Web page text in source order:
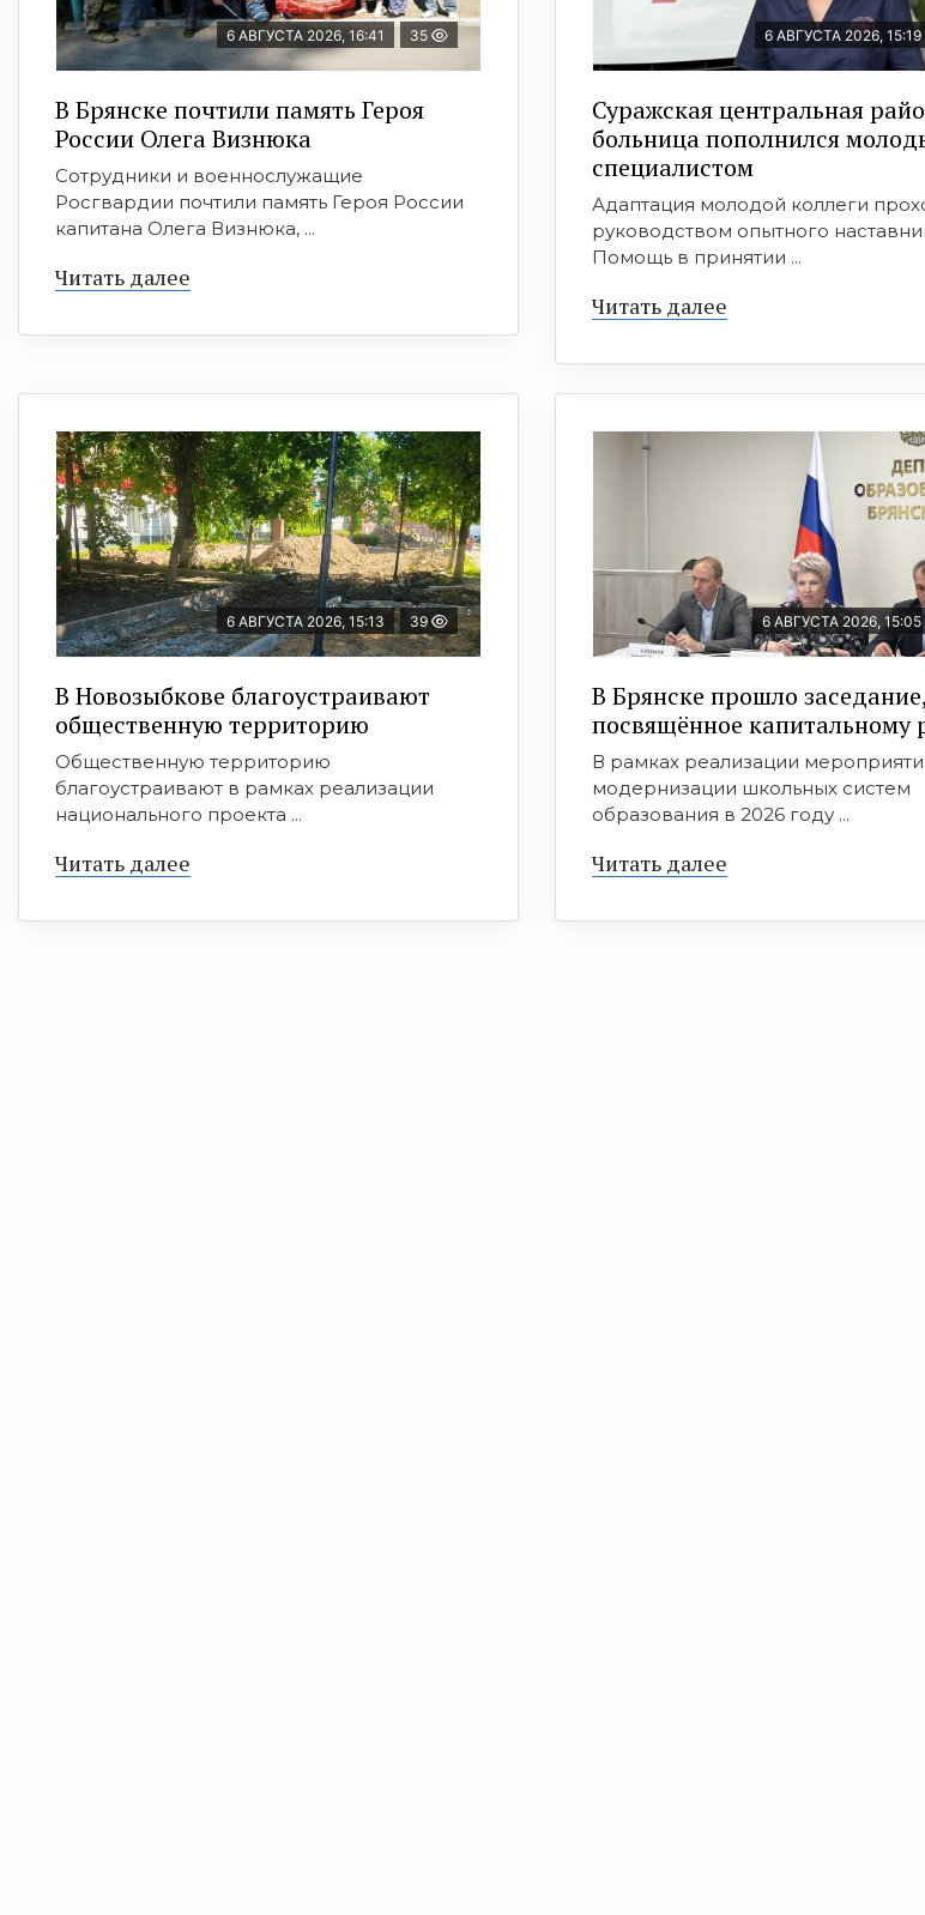
6 АВГУСТА 2026, 16:41 35
В Брянске почтили память Героя
России Олега Визнюка
Сотрудники и военнослужащие
Росгвардии почтили память Героя России
капитана Олега Визнюка, ...
Читать далее
6 АВГУСТА 2026, 15:19
Суражская центральная
больница пополнился
специалистом
Адаптация молодой коллеги
руководством опытного
Помощь в принятии ...
Читать далее
6 АВГУСТА 2026, 15:13 39
В Новозыбкове благоустраивают
общественную территорию
Общественную территорию
благоустраивают в рамках реализации
национального проекта ...
Читать далее
6 АВГУСТА 2026, 15:05
В Брянске прошло заседание,
посвящённое капитальному
В рамках реализации
модернизации школьных систем
образования в 2026 году ...
Читать далее